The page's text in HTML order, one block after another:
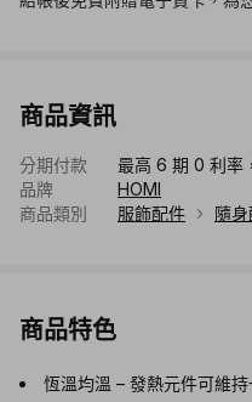
商品資訊
分期付款
最高 6 期 0 利率
品牌
HOMI
商品類別
服飾配件 隨
商品特色
恆溫均溫 – 發熱元件可維